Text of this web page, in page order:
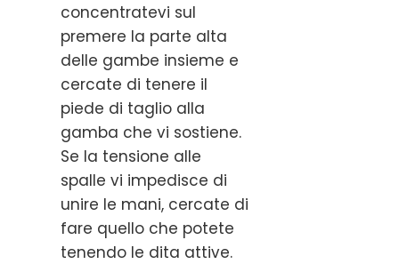
concentratevi sul
premere la parte alta
delle gambe insieme e
cercate di tenere il
piede di taglio alla
gamba che vi sostiene.
Se la tensione alle
spalle vi impedisce di
unire le mani, cercate di
fare quello che potete
tenendo le dita attive.